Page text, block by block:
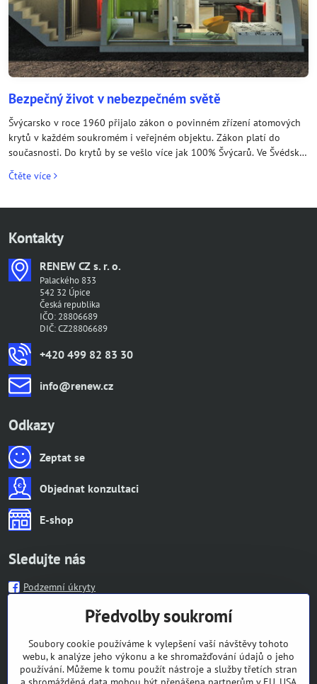
Bezpečný život v nebezpečném světě
Švýcarsko v roce 1960 přijalo zákon o povinném zřízení atomových
krytů v každém soukromém i veřejném objektu. Zákon platí do
současnosti. Do krytů by se vešlo více jak 100% Švýcarů. Ve Švédsku
81% a Finsku 70% obyvatel. Na území České republiky je odhadem
přibližně 5 000 krytů civilní obrany, které pojmou asi 13% populace.
Čtěte více
Kontakty
RENEW CZ s​. r​. o​.
Palackého 833
542 32 Úpice
Česká republika
IČO: 28806689
DIČ: CZ28806689
+420 499 82 83 30
info​@renew​.cz
Odkazy
Zeptat se
Objednat konzultaci
E-shop
Sledujte nás
Podzemní úkryty
Bankovní spojení
CZK: 204267348/0600, IBAN: CZ55 0600 0000 0002 0426 7348,
Předvolby soukromí
Soubory cookie používáme k vylepšení vaší návštěvy tohoto
webu, k analýze jeho výkonu a ke shromažďování údajů o jeho
používání. Můžeme k tomu použít nástroje a služby třetích stran